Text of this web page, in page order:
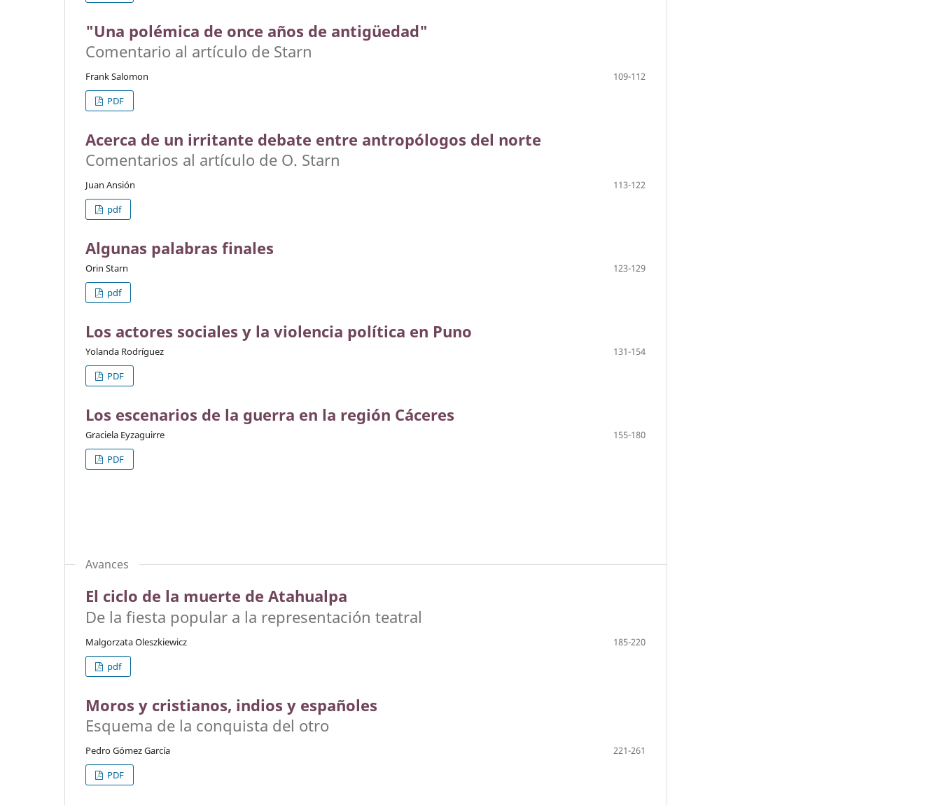
"Una polémica de once años de antigüedad"
Comentario al artículo de Starn
Frank Salomon
109-112
PDF
Acerca de un irritante debate entre antropólogos del norte
Comentarios al artículo de O. Starn
Juan Ansión
113-122
pdf
Algunas palabras finales
Orin Starn
123-129
pdf
Los actores sociales y la violencia política en Puno
Yolanda Rodríguez
131-154
PDF
Los escenarios de la guerra en la región Cáceres
Graciela Eyzaguirre
155-180
PDF
Avances
El ciclo de la muerte de Atahualpa
De la fiesta popular a la representación teatral
Malgorzata Oleszkiewicz
185-220
pdf
Moros y cristianos, indios y españoles
Esquema de la conquista del otro
Pedro Gómez García
221-261
PDF